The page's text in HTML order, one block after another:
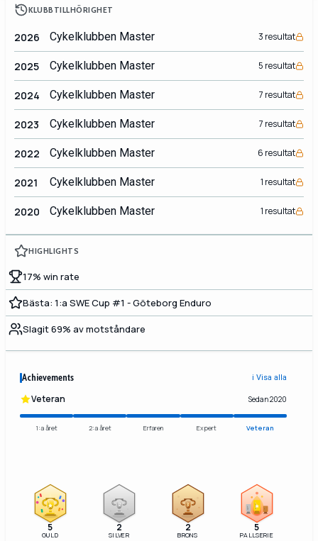
KLUBBTILLHÖRIGHET
2026 Cykelklubben Master 3 resultat
2025 Cykelklubben Master 5 resultat
2024 Cykelklubben Master 7 resultat
2023 Cykelklubben Master 7 resultat
2022 Cykelklubben Master 6 resultat
2021 Cykelklubben Master 1 resultat
2020 Cykelklubben Master 1 resultat
HIGHLIGHTS
17% win rate
Bästa: 1:a SWE Cup #1 - Göteborg Enduro
Slagit 69% av motståndare
Achievements ℹ️ Visa alla
Veteran Sedan 2020
1:a året 2:a året Erfaren Expert Veteran
5
GULD
2
2
SILVER
3
2
BRONS
5
PALLSERIE